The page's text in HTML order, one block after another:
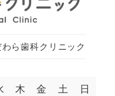
ら歯科クリニック
木 金 土 日